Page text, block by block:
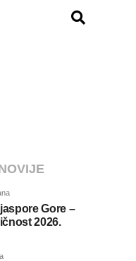
Gore –
2026.